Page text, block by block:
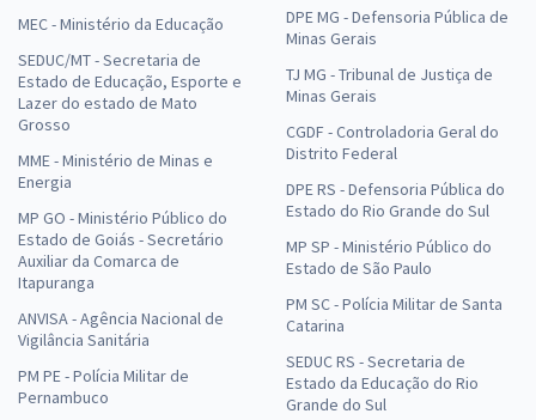
MEC - Ministério da Educação
SEDUC/MT - Secretaria de
Estado de Educação, Esporte e
Lazer do estado de Mato
Grosso
MME - Ministério de Minas e
Energia
MP GO - Ministério Público do
Estado de Goiás - Secretário
Auxiliar da Comarca de
Itapuranga
ANVISA - Agência Nacional de
Vigilância Sanitária
PM PE - Polícia Militar de
Pernambuco
DPE MG - Defensoria Pública de
Minas Gerais
TJ MG - Tribunal de Justiça de
Minas Gerais
CGDF - Controladoria Geral do
Distrito Federal
DPE RS - Defensoria Pública do
Estado do Rio Grande do Sul
MP SP - Ministério Público do
Estado de São Paulo
PM SC - Polícia Militar de Santa
Catarina
SEDUC RS - Secretaria de
Estado da Educação do Rio
Grande do Sul